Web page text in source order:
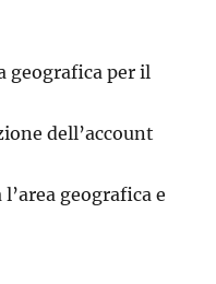
geografica per il
dell’account
l’area geografica e